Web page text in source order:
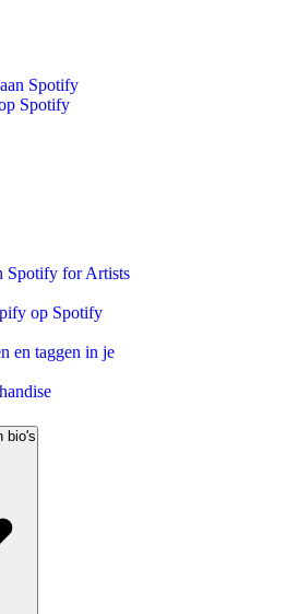
Spotify
Spotify
Spotify for Artists
op Spotify
en taggen in je
bio's